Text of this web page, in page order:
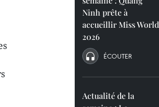
Ninh prête à
accueillir Miss World
2026
ÉCOUTER
Actualité de la